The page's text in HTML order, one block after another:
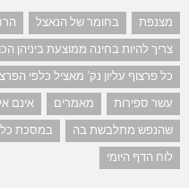
מצנפת בחומר של הנאצל
צריך להיות בחינה ממוצעת ביניהן
כל פרצוף עליון נק' מאציל כלפי
עשר ספירות
מאמרים
אינם
שהנפש מתלבשת בה
במסכת
לוח הדף היומי